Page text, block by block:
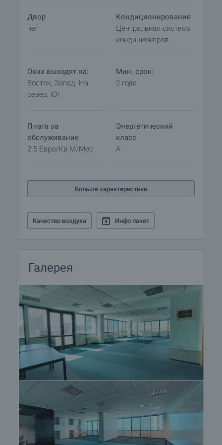
Двор
нет
Кондиционирование
Центральная система
кондиционеров
Окна выходят на:
Восток, Запад, На
север, Юг
Мин. срок:
2 года
Плата за
обслуживание
2.5 Евро/кв.м/мес.
Энергетический
класс
A
Больше характеристики
Качество воздуха Инфо пакет
Галерея